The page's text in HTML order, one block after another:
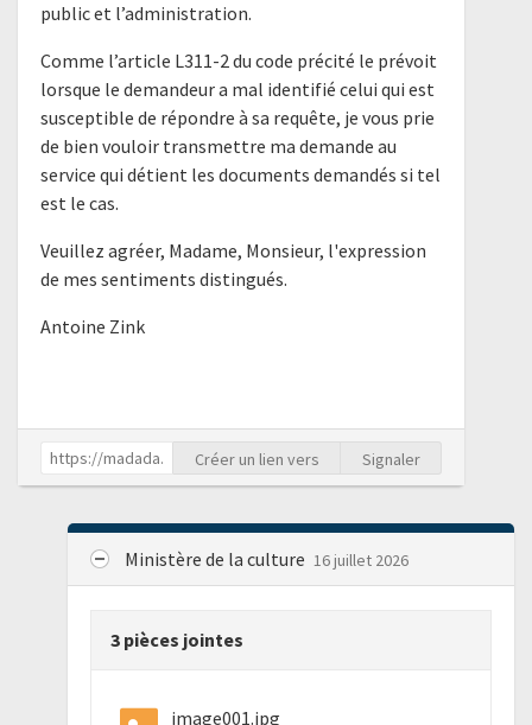
public et l’administration.
Comme l’article L311-2 du code précité le prévoit
lorsque le demandeur a mal identifié celui qui est
susceptible de répondre à sa requête, je vous prie
de bien vouloir transmettre ma demande au
service qui détient les documents demandés si tel
est le cas.
Veuillez agréer, Madame, Monsieur, l'expression
de mes sentiments distingués.
Antoine Zink
Créer un lien vers Signaler
Ministère de la culture 16 juillet 2026
3 pièces jointes
image001.jpg